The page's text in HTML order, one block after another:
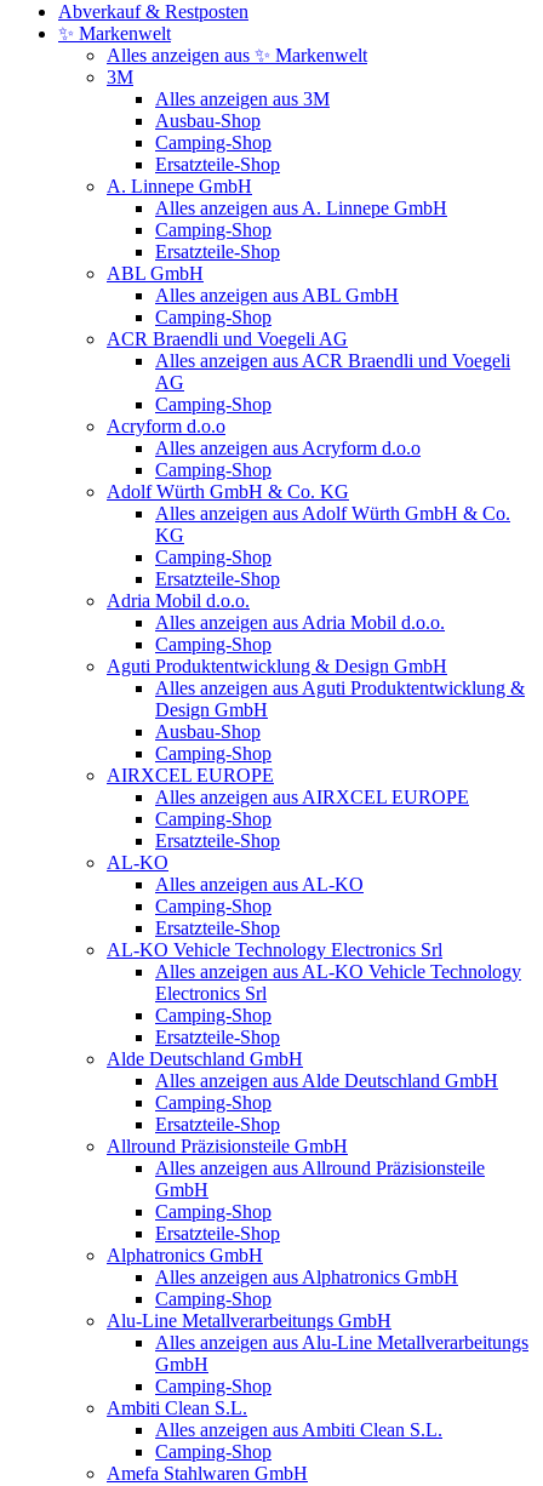
Abverkauf & Restposten
✨ Markenwelt
Alles anzeigen aus ✨ Markenwelt
3M
Alles anzeigen aus 3M
Ausbau-Shop
Camping-Shop
Ersatzteile-Shop
A. Linnepe GmbH
Alles anzeigen aus A. Linnepe GmbH
Camping-Shop
Ersatzteile-Shop
ABL GmbH
Alles anzeigen aus ABL GmbH
Camping-Shop
ACR Braendli und Voegeli AG
Alles anzeigen aus ACR Braendli und Voegeli
AG
Camping-Shop
Acryform d.o.o
Alles anzeigen aus Acryform d.o.o
Camping-Shop
Adolf Würth GmbH & Co. KG
Alles anzeigen aus Adolf Würth GmbH & Co.
KG
Camping-Shop
Ersatzteile-Shop
Adria Mobil d.o.o.
Alles anzeigen aus Adria Mobil d.o.o.
Camping-Shop
Aguti Produktentwicklung & Design GmbH
Alles anzeigen aus Aguti Produktentwicklung &
Design GmbH
Ausbau-Shop
Camping-Shop
AIRXCEL EUROPE
Alles anzeigen aus AIRXCEL EUROPE
Camping-Shop
Ersatzteile-Shop
AL-KO
Alles anzeigen aus AL-KO
Camping-Shop
Ersatzteile-Shop
AL-KO Vehicle Technology Electronics Srl
Alles anzeigen aus AL-KO Vehicle Technology
Electronics Srl
Camping-Shop
Ersatzteile-Shop
Alde Deutschland GmbH
Alles anzeigen aus Alde Deutschland GmbH
Camping-Shop
Ersatzteile-Shop
Allround Präzisionsteile GmbH
Alles anzeigen aus Allround Präzisionsteile
GmbH
Camping-Shop
Ersatzteile-Shop
Alphatronics GmbH
Alles anzeigen aus Alphatronics GmbH
Camping-Shop
Alu-Line Metallverarbeitungs GmbH
Alles anzeigen aus Alu-Line Metallverarbeitungs
GmbH
Camping-Shop
Ambiti Clean S.L.
Alles anzeigen aus Ambiti Clean S.L.
Camping-Shop
Amefa Stahlwaren GmbH